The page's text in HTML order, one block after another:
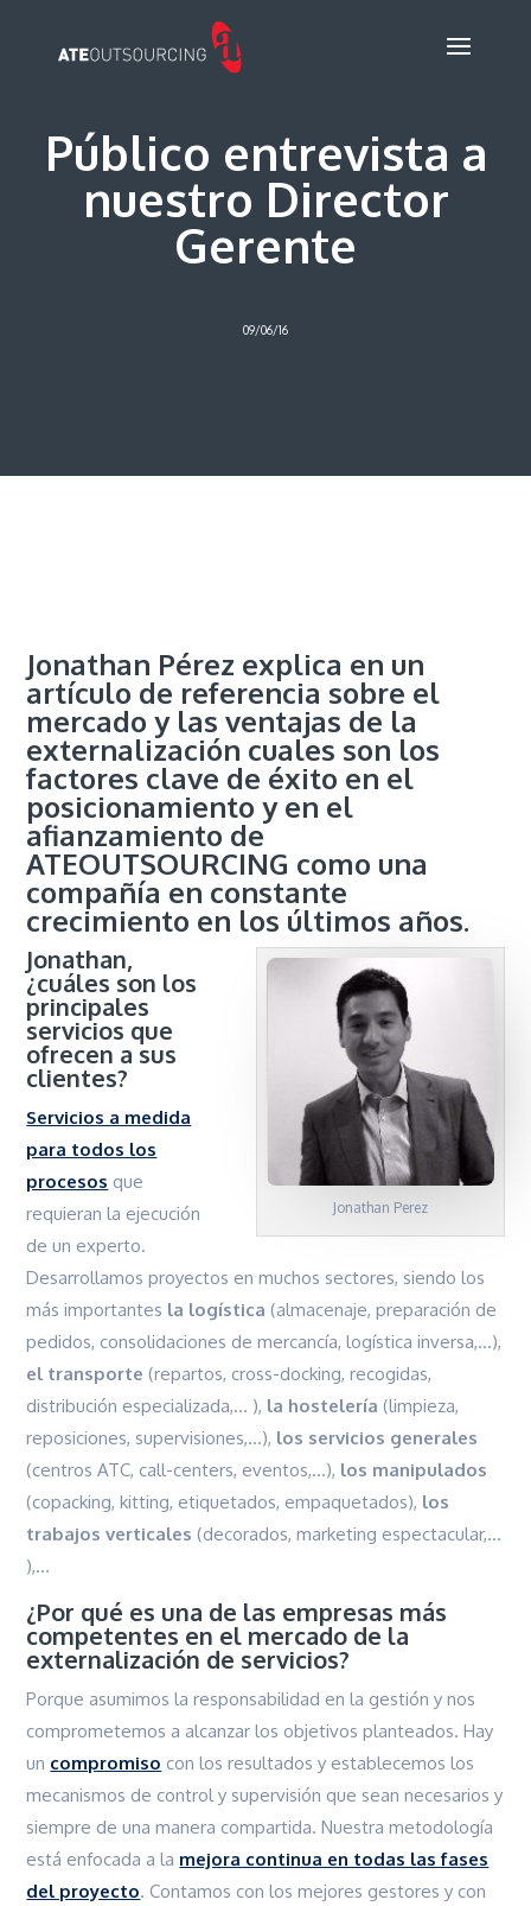
Público entrevista a
nuestro Director
Gerente
09/06/16
Jonathan Pérez explica en un
artículo de referencia sobre el
mercado y las ventajas de la
externalización cuales son los
factores clave de éxito en el
posicionamiento y en el
afianzamiento de
ATEOUTSOURCING como una
compañía en constante
crecimiento en los últimos años.
Jonathan Perez
Jonathan,
¿cuáles son los
principales
servicios que
ofrecen a sus
clientes?
Servicios a medida
para todos los
procesos que
requieran la ejecución
de un experto.
Desarrollamos proyectos en muchos sectores, siendo los
más importantes la logística (almacenaje, preparación de
pedidos, consolidaciones de mercancía, logística inversa,…),
el transporte (repartos, cross-docking, recogidas,
distribución especializada,… ), la hostelería (limpieza,
reposiciones, supervisiones,…), los servicios generales
(centros ATC, call-centers, eventos,…), los manipulados
(copacking, kitting, etiquetados, empaquetados), los
trabajos verticales (decorados, marketing espectacular,…
),…
¿Por qué es una de las empresas más
competentes en el mercado de la
externalización de servicios?
Porque asumimos la responsabilidad en la gestión y nos
comprometemos a alcanzar los objetivos planteados. Hay
un compromiso con los resultados y establecemos los
mecanismos de control y supervisión que sean necesarios y
siempre de una manera compartida. Nuestra metodología
está enfocada a la mejora continua en todas las fases
del proyecto. Contamos con los mejores gestores y con